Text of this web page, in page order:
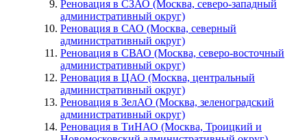
Реновация в СЗАО (Москва, северо-западный
административный округ)
Реновация в САО (Москва, северный
административный округ)
Реновация в СВАО (Москва, северо-восточный
административный округ)
Реновация в ЦАО (Москва, центральный
административный округ)
Реновация в ЗелАО (Москва, зеленоградский
административный округ)
Реновация в ТиНАО (Москва, Троицкий и